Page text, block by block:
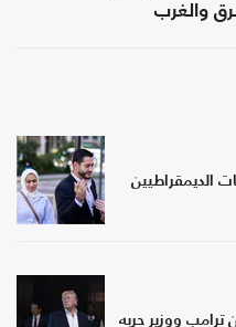
والغرب
الديمقراطيين
ترامب ووزير حربه